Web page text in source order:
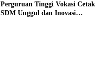
Perguruan Tinggi Vokasi Cetak
SDM Unggul dan Inovasi